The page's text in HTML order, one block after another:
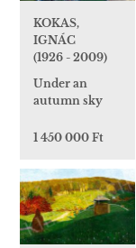
KOKAS,
IGNÁC
(1926 - 2009)
Under an
autumn sky
1 450 000 Ft